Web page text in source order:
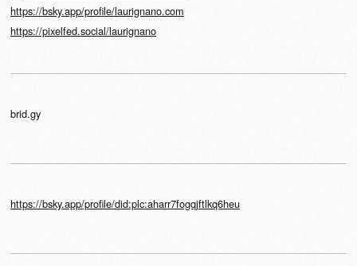
https://bsky.app/profile/laurignano.com
https://pixelfed.social/laurignano
brid.gy
https://bsky.app/profile/did:plc:aharr7fogqjftlkq6heu